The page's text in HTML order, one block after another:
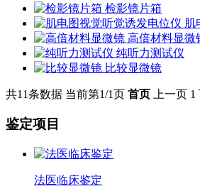
检影镜片箱
肌
高倍材料显微
纯听力测试仪
比较显微镜
共11条数据 当前第1/1页 首页 上一页 1
鉴定项目
法医临床鉴定